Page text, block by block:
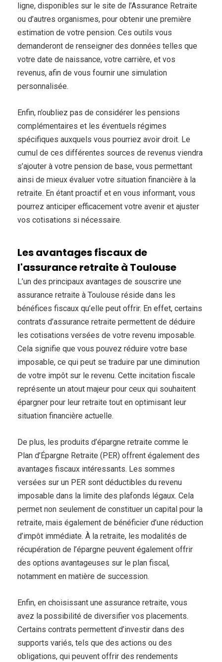
ligne, disponibles sur le site de l’Assurance Retraite
ou d’autres organismes, pour obtenir une première
estimation de votre pension. Ces outils vous
demanderont de renseigner des données telles que
votre date de naissance, votre carrière, et vos
revenus, afin de vous fournir une simulation
personnalisée.
Enfin, n’oubliez pas de considérer les pensions
complémentaires et les éventuels régimes
spécifiques auxquels vous pourriez avoir droit. Le
cumul de ces différentes sources de revenus viendra
s’ajouter à votre pension de base, vous permettant
ainsi de mieux évaluer votre situation financière à la
retraite. En étant proactif et en vous informant, vous
pourrez anticiper efficacement votre avenir et ajuster
vos cotisations si nécessaire.
Les avantages fiscaux de
l'assurance retraite à Toulouse
L’un des principaux avantages de souscrire une
assurance retraite à Toulouse réside dans les
bénéfices fiscaux qu’elle peut offrir. En effet, certains
contrats d’assurance retraite permettent de déduire
les cotisations versées de votre revenu imposable.
Cela signifie que vous pouvez réduire votre base
imposable, ce qui peut se traduire par une diminution
de votre impôt sur le revenu. Cette incitation fiscale
représente un atout majeur pour ceux qui souhaitent
épargner pour leur retraite tout en optimisant leur
situation financière actuelle.
De plus, les produits d’épargne retraite comme le
Plan d’Épargne Retraite (PER) offrent également des
avantages fiscaux intéressants. Les sommes
versées sur un PER sont déductibles du revenu
imposable dans la limite des plafonds légaux. Cela
permet non seulement de constituer un capital pour la
retraite, mais également de bénéficier d’une réduction
d’impôt immédiate. À la retraite, les modalités de
récupération de l’épargne peuvent également offrir
des options avantageuses sur le plan fiscal,
notamment en matière de succession.
Enfin, en choisissant une assurance retraite, vous
avez la possibilité de diversifier vos placements.
Certains contrats permettent d’investir dans des
supports variés, tels que des actions ou des
obligations, qui peuvent offrir des rendements